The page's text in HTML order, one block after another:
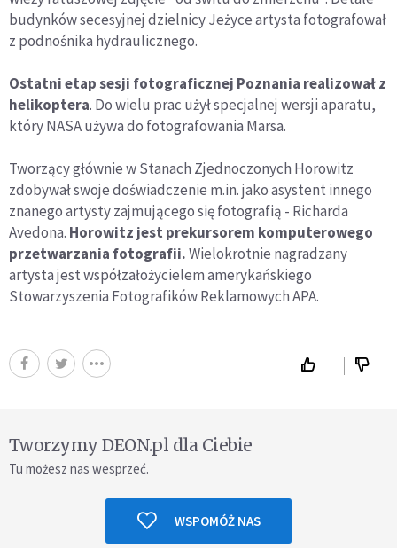
budynków secesyjnej dzielnicy Jeżyce artysta fotografował
z podnośnika hydraulicznego.
Ostatni etap sesji fotograficznej Poznania realizował z
helikoptera. Do wielu prac użył specjalnej wersji aparatu,
który NASA używa do fotografowania Marsa.
Tworzący głównie w Stanach Zjednoczonych Horowitz
zdobywał swoje doświadczenie m.in. jako asystent innego
znanego artysty zajmującego się fotografią - Richarda
Avedona. Horowitz jest prekursorem komputerowego
przetwarzania fotografii.Wielokrotnie nagradzany
artysta jest współzałożycielem amerykańskiego
Stowarzyszenia Fotografików Reklamowych APA.
Tworzymy DEON.pl dla Ciebie
Tu możesz nas wesprzeć.
WSPOMÓŻ NAS